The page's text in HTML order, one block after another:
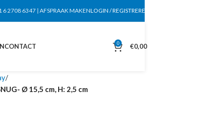
6 2708 6347 | AFSPRAAK MAKENLOGIN / REGISTREREN
CONTACT 0 €0,00
Ø 15,5 cm, H: 2,5 cm